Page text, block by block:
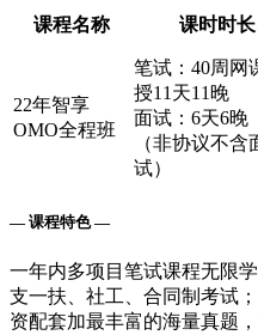
课程名称
课时时长
22年智享
OMO全程班
笔试：40周网
授11天11晚
面试：6天6晚
（非协议不含
试）
— 课程特色 —
一年内多项目笔试课程无限
支一扶、社工、合同制考试
资配套加最丰富的海量真题